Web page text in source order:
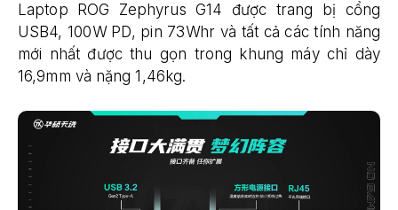
Laptop ROG Zephyrus G14 được trang bị cổng
USB4, 100W PD, pin 73Whr và tất cả các tính năng
mới nhất được thu gọn trong khung máy chỉ dày
16,9mm và nặng 1,46kg.